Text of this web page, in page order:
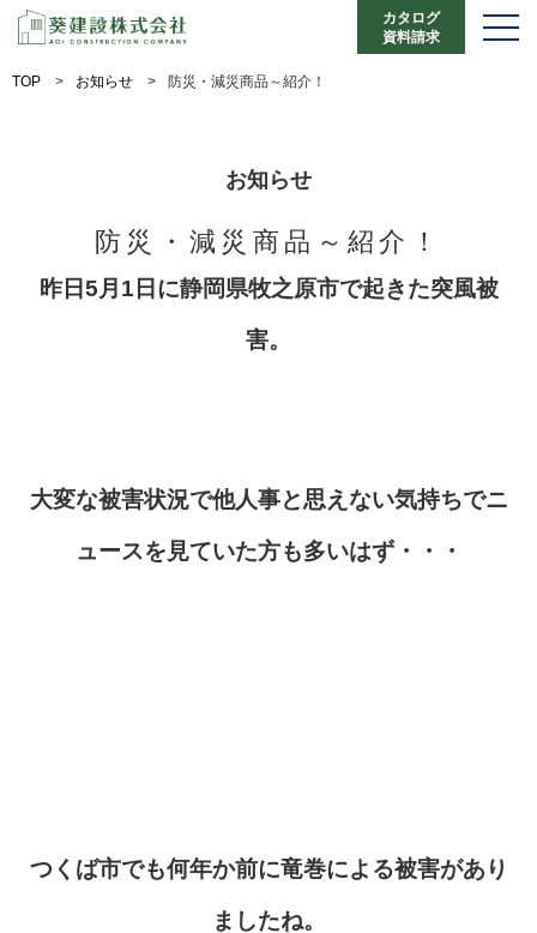
カタログ
資料請求
TOP > お知らせ > 防災・減災商品～紹介！
お知らせ
防災・減災商品～紹介！
昨日5月1日に静岡県牧之原市で起きた突風被
害。
大変な被害状況で他人事と思えない気持ちでニ
ュースを見ていた方も多いはず・・・
つくば市でも何年か前に竜巻による被害があり
ましたね。